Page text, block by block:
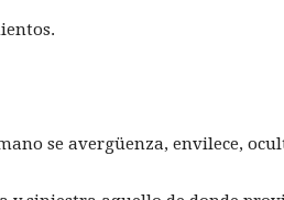
se avergüenza, envilece,